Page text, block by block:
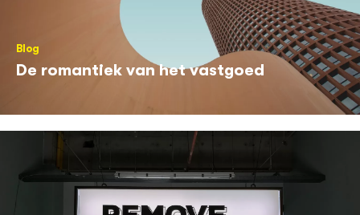
Blog
De romantiek van het vastgoed